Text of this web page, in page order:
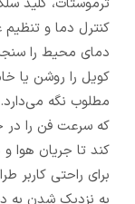
کنترل دما و تنظیم
دمای محیط را
کویل را روشن یا
مطلوب نگه
که سرعت فن را در
کند تا جریان هوا
برای راحتی کاربر
به نزدیک شدن به